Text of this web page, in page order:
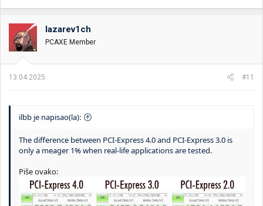
lazarev1ch
PCAXE Member
13.04.2025. #11
ilbb je napisao(la):
The difference between PCI-Express 4.0 and PCI-Express 3.0 is
only a meager 1% when real-life applications are tested.
Piše ovako: